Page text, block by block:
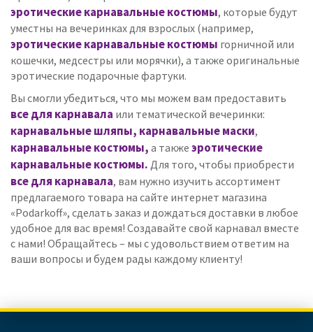
эротические карнавальные костюмы, которые будут
уместны на вечеринках для взрослых (например,
эротические карнавальные костюмы горничной или
кошечки, медсестры или морячки), а также оригинальные
эротические подарочные фартуки.
Вы смогли убедиться, что мы можем вам предоставить
все для карнавала или тематической вечеринки:
карнавальные шляпы, карнавальные маски,
карнавальные костюмы,а такжеэротические
карнавальные костюмы.Для того, чтобы приобрести
все для карнавала, вам нужно изучить ассортимент
предлагаемого товара на сайте интернет магазина
«Podarkoff», сделать заказ и дождаться доставки в любое
удобное для вас время! Создавайте свой карнавал вместе
с нами! Обращайтесь – мы с удовольствием ответим на
ваши вопросы и будем рады каждому клиенту!